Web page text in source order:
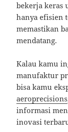
bekerja keras
hanya efisien
memastikan
mendatang.
Kalau kamu
manufaktur
bisa kamu
aeroprecisions
informasi
inovasi